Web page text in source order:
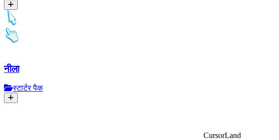
नीला
स्टार्टर पैक
CursorLand